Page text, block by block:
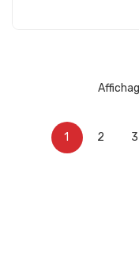
1 2 3